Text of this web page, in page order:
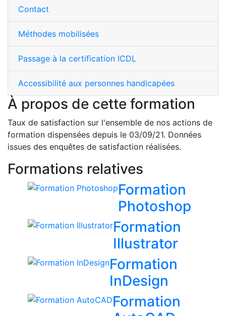
Contact
Méthodes mobilisées
Passage à la certification ICDL
Accessibilité aux personnes handicapées
À propos de cette formation
Taux de satisfaction sur l'ensemble de nos actions de
formation dispensées depuis le 03/09/21. Données
issues des enquêtes de satisfaction réalisées.
Formations relatives
Formation
Photoshop
Formation
Illustrator
Formation
InDesign
Formation